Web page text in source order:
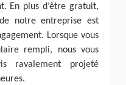
En plus d’être gratuit,
notre entreprise est
Lorsque vous
rempli, nous vous
ravalement projeté